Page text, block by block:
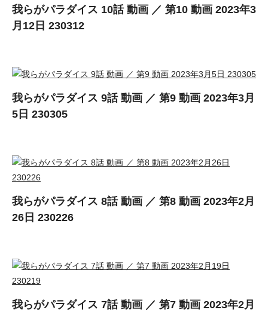
我らがパラダイス 10話 動画 ／ 第10 動画 2023年3
月12日 230312
我らがパラダイス 9話 動画 ／ 第9 動画 2023年3月
5日 230305
我らがパラダイス 8話 動画 ／ 第8 動画 2023年2月
26日 230226
我らがパラダイス 7話 動画 ／ 第7 動画 2023年2月